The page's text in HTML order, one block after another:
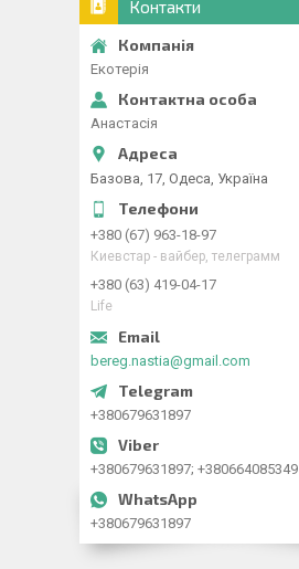
Контакти
Екотерія
Анастасія
Базова, 17, Одеса, Україна
+380 (67) 963-18-97
Киевстар - вайбер, телеграмм
+380 (63) 419-04-17
Life
bereg.nastia@gmail.com
+380679631897
+380679631897; +380664085349
+380679631897